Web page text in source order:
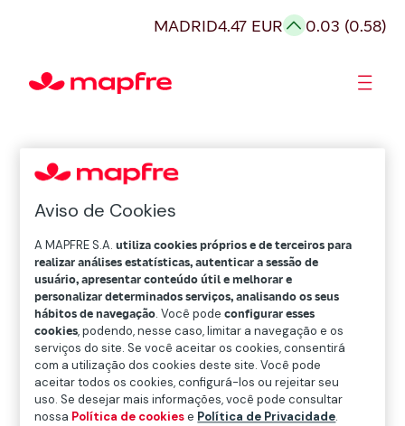
MADRID4.47 EUR 0.03 (0.58)
Aviso de Cookies
A MAPFRE S.A.utiliza cookies próprios e de terceiros para
realizar análises estatísticas, autenticar a sessão de
usuário, apresentar conteúdo útil e melhorar e
personalizar determinados serviços, analisando os seus
hábitos de navegação. Você podeconfigurar esses
cookies, podendo, nesse caso, limitar a navegação e os
serviços do site. Se você aceitar os cookies, consentirá
com a utilização dos cookies deste site. Você pode
aceitar todos os cookies, configurá-los ou rejeitar seu
uso. Se desejar mais informações, você pode consultar
nossa Política de cookiese Política de Privacidade.